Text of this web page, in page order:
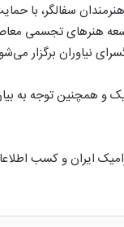
سفالگر، با
هنرهای تجسمی
نیاوران برگزار
و همچنین توجه به
ایران و کسب